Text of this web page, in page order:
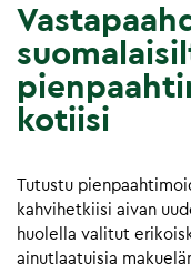
kotiisi
Tutustu
kahvihetkiisi aivan
huolella valitut
ainutlaatuisia